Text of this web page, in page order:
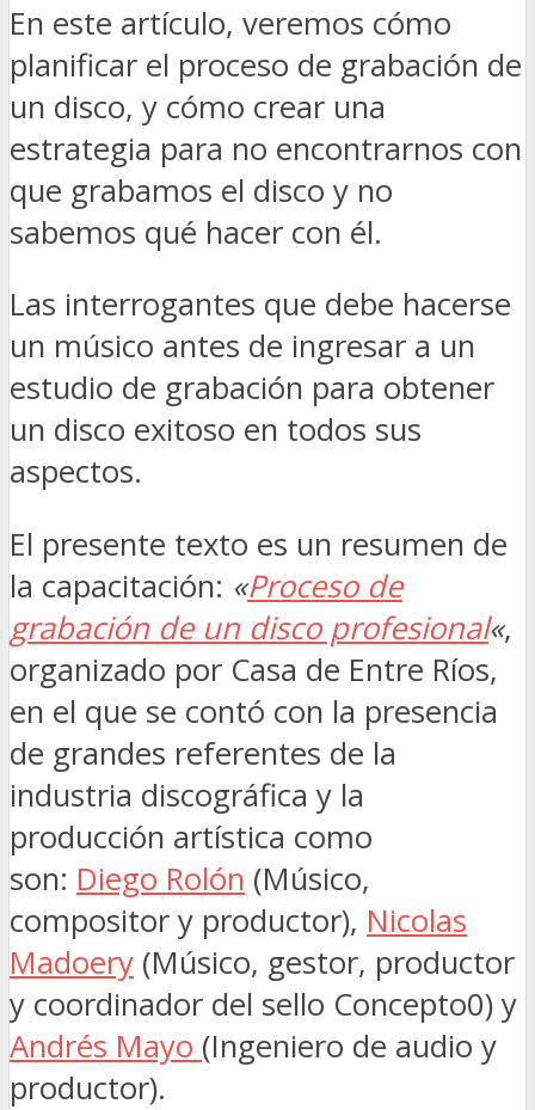
En este artículo, veremos cómo
planificar el proceso de grabación de
un disco, y cómo crear una
estrategia para no encontrarnos con
que grabamos el disco y no
sabemos qué hacer con él.
Las interrogantes que debe hacerse
un músico antes de ingresar a un
estudio de grabación para obtener
un disco exitoso en todos sus
aspectos.
El presente texto es un resumen de
la capacitación: «Proceso de
grabación de un disco profesional«,
organizado por Casa de Entre Ríos,
en el que se contó con la presencia
de grandes referentes de la
industria discográfica y la
producción artística como
son: Diego Rolón (Músico,
compositor y productor), Nicolas
Madoery (Músico, gestor, productor
y coordinador del sello Concepto0) y
Andrés Mayo (Ingeniero de audio y
productor).